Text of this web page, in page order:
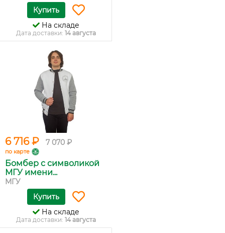
Купить
На складе
Дата доставки: 14 августа
6 716 ₽ 7 070 ₽
по карте
Бомбер с символикой
МГУ имени...
МГУ
Купить
На складе
Дата доставки: 14 августа